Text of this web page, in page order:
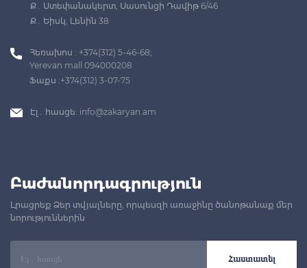
Ք․ Ստեփանակերտ, Սասունցի Դավիթ 6/46
Ք․ Եիսկ, Լենին 38
Հեռախոս : +374(312) 5-46-68;
Yerevan mall 094000208
Ֆաքս :+374(312) 3-07-75
Էլ․ հասցե: info@zakaryan.am
Բաժանորդագրություն
Լրացրեք Ձեր տվյալները, որպեսզի առաջինը ծանոթանաք մեր
նորություններին